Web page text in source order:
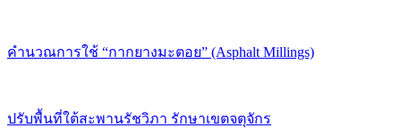
คำนวณการใช้ “กากยางมะตอย” (Asphalt Millings)
ปรับพื้นที่ใต้สะพานรัชวิภา รักษาเขตจตุจักร